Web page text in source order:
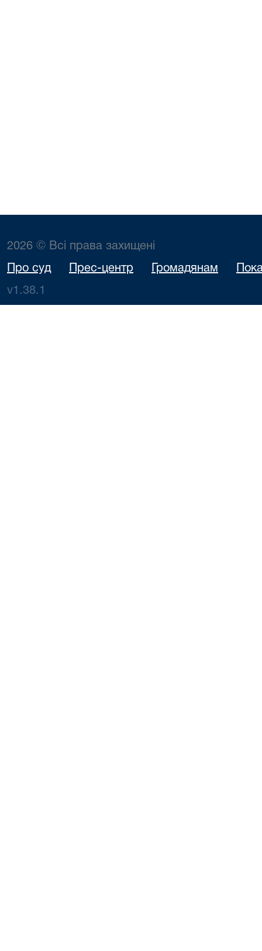
2026 © Всі права захищені
Про суд Прес-центр Громадянам
v1.38.1